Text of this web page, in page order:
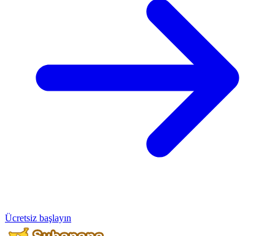
Ücretsiz başlayın